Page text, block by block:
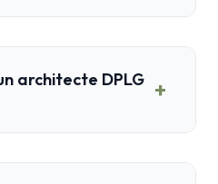
architecte DPLG +